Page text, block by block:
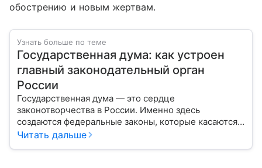
обострению и новым жертвам.
Узнать больше по теме
Государственная дума: как устроен
главный законодательный орган
России
Государственная дума — это сердце
законотворчества в России. Именно здесь
создаются федеральные законы, которые касаются
жизни каждого гражданина: от образования и
Читать дальше